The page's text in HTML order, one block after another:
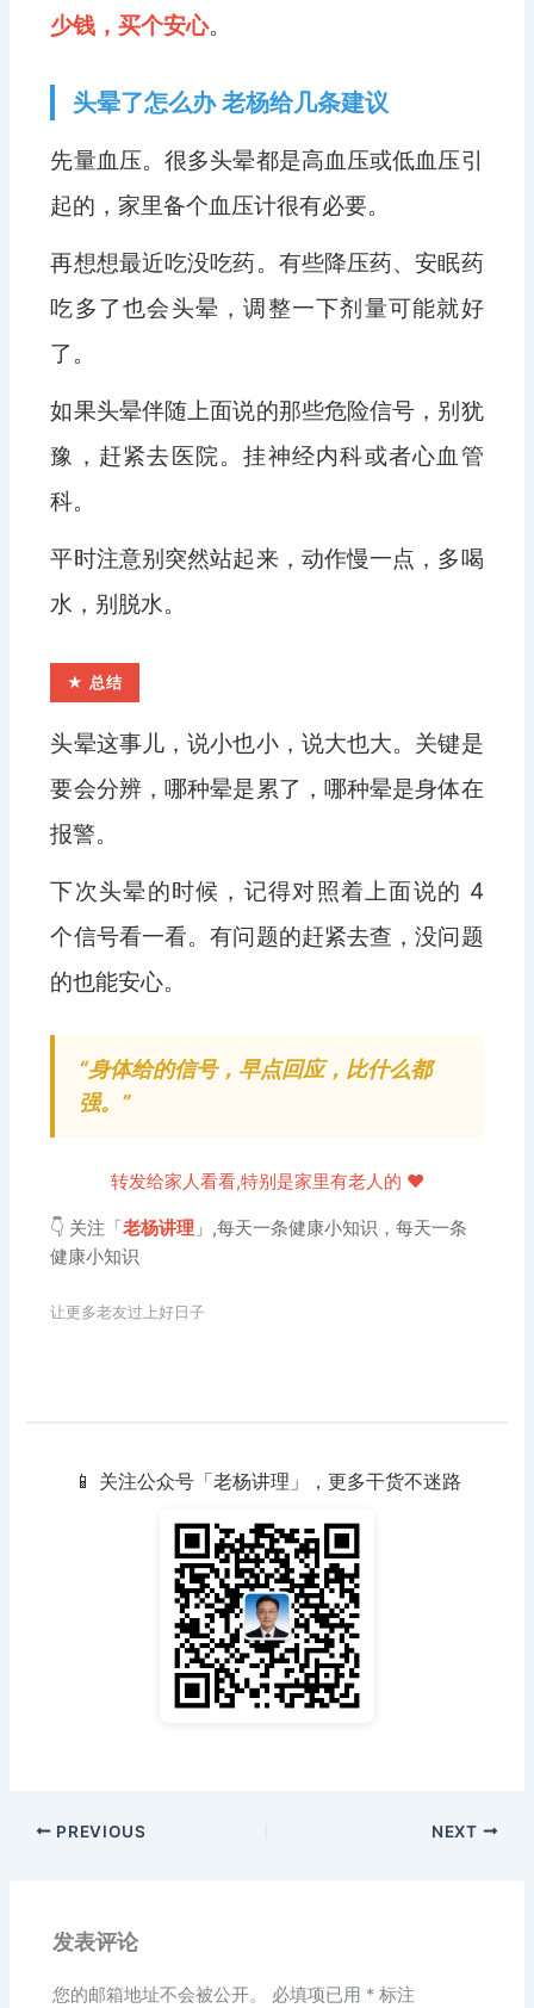
少钱，买个安心。
头晕了怎么办 老杨给几条建议
先量血压。很多头晕都是高血压或低血压引
起的，家里备个血压计很有必要。
再想想最近吃没吃药。有些降压药、安眠药
吃多了也会头晕，调整一下剂量可能就好
了。
如果头晕伴随上面说的那些危险信号，别犹
豫，赶紧去医院。挂神经内科或者心血管
科。
平时注意别突然站起来，动作慢一点，多喝
水，别脱水。
★ 总结
头晕这事儿，说小也小，说大也大。关键是
要会分辨，哪种晕是累了，哪种晕是身体在
报警。
下次头晕的时候，记得对照着上面说的 4
个信号看一看。有问题的赶紧去查，没问题
的也能安心。
“身体给的信号，早点回应，比什么都
强。”
转发给家人看看,特别是家里有老人的 ❤️
👇 关注「老杨讲理 」,每天一条健康小知识，每天一条
健康小知识
让更多老友过上好日子
📱 关注公众号「老杨讲理」，更多干货不迷路
PREVIOUS NEXT
发表评论
您的邮箱地址不会被公开。 必填项已用 * 标注